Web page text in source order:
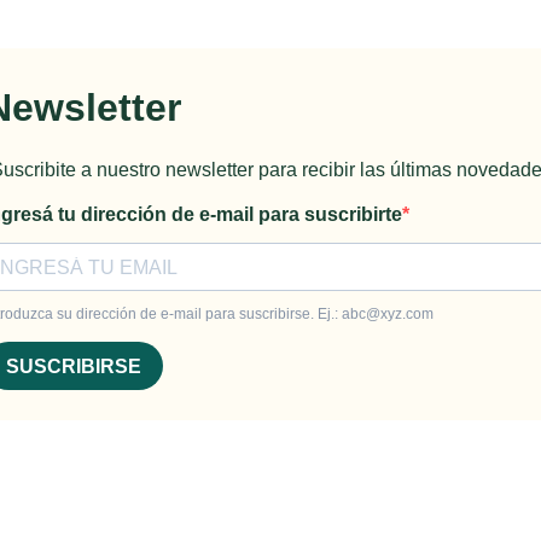
a nuestro newsletter para recibir las últimas
tu dirección de e-mail para suscribirte
su dirección de e-mail para suscribirse. Ej.: abc@xyz.com
SUSCRIBIRSE